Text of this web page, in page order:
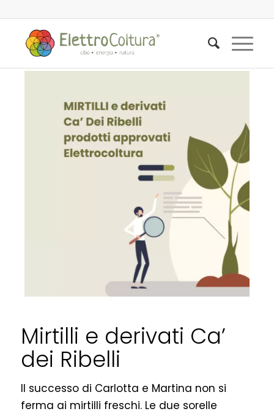
Mirtilli e derivati Ca’
dei Ribelli
Il successo di Carlotta e Martina non si
ferma ai mirtilli freschi. Le due sorelle